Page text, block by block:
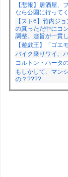
【悲報】居酒屋、
なら公園に行って
【スト6】竹内ジ
の真っただ中にコ
調整。趣旨が一貫
【遊戯王】「ゴエ
バイク乗りワイ、
コルトン・ハータ
もしかして、マン
の？????